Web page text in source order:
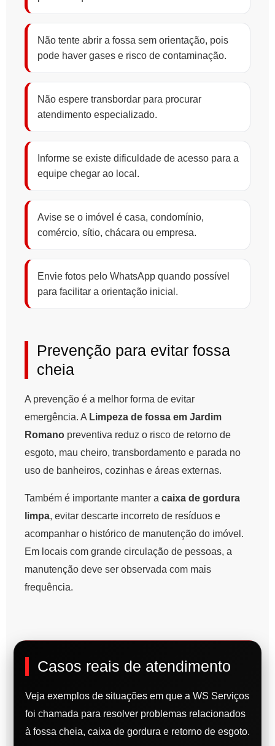
Não tente abrir a fossa sem orientação, pois
pode haver gases e risco de contaminação.
Não espere transbordar para procurar
atendimento especializado.
Informe se existe dificuldade de acesso para a
equipe chegar ao local.
Avise se o imóvel é casa, condomínio,
comércio, sítio, chácara ou empresa.
Envie fotos pelo WhatsApp quando possível
para facilitar a orientação inicial.
Prevenção para evitar fossa
cheia
A prevenção é a melhor forma de evitar
emergência. A Limpeza de fossa em Jardim
Romano preventiva reduz o risco de retorno de
esgoto, mau cheiro, transbordamento e parada no
uso de banheiros, cozinhas e áreas externas.
Também é importante manter a caixa de gordura
limpa, evitar descarte incorreto de resíduos e
acompanhar o histórico de manutenção do imóvel.
Em locais com grande circulação de pessoas, a
manutenção deve ser observada com mais
frequência.
Casos reais de atendimento
Veja exemplos de situações em que a WS Serviços
foi chamada para resolver problemas relacionados
à fossa cheia, caixa de gordura e retorno de esgoto.